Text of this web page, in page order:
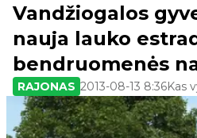
Vandžiogalos
nauja lauko
bendruomenės
RAJONAS 2013-08-13 8:36Kas